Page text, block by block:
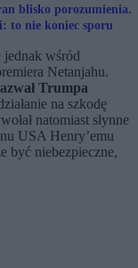
blisko porozumienia.
to nie koniec sporu
jednak wśród
Netanjahu.
Trumpa
na szkodę
natomiast słynne
USA Henry’emu
być niebezpieczne,